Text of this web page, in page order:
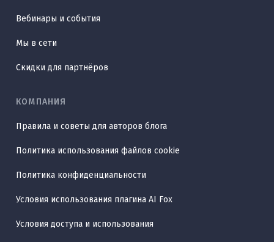
Вебинары и события
Мы в сети
Скидки для партнёров
КОМПАНИЯ
Правила и советы для авторов блога
Политика использования файлов cookie
Политика конфиденциальности
Условия использования плагина AI Fox
Условия доступа и использования